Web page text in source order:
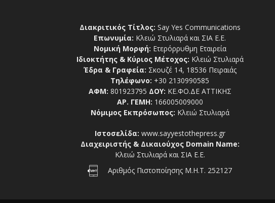
Διακριτικός Τίτλος: Say Yes Communications
Επωνυμία: Κλειώ Στυλιαρά και ΣΙΑ Ε.Ε.
Νομική Μορφή: Ετερόρρυθμη Εταιρεία
Ιδιοκτήτης & Κύριος Μέτοχος: Κλειώ Στυλιαρά
Έδρα & Γραφεία: Σκουζέ 14, 18536 Πειραιάς
Τηλέφωνο: +30 2130990585
ΑΦΜ: 801923795 ΔΟΥ: ΚΕ.ΦΟ.ΔΕ ΑΤΤΙΚΗΣ
ΑΡ. ΓΕΜΗ: 166005009000
Νόμιμος Εκπρόσωπος: Κλειώ Στυλιαρά
Ιστοσελίδα: www.sayyestothepress.gr
Διαχειριστής & Δικαιούχος Domain Name:
Κλειώ Στυλιαρά και ΣΙΑ Ε.Ε.
Αριθμός Πιστοποίησης Μ.Η.Τ. 252127